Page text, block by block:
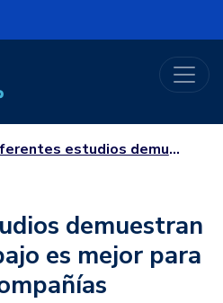
de Colombia
estudios demuestran que el teletrabajo es mejor para empleados y compañías
demuestran
es mejor para